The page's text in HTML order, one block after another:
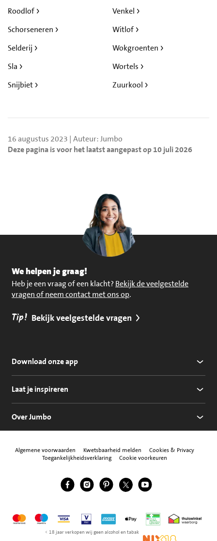
Roodlof
Schorseneren
Selderij
Sla
Snijbiet
Venkel
Witlof
Wokgroenten
Wortels
Zuurkool
16 augustus 2023 | Auteur: Jumbo
Deze pagina is voor het laatst aangepast op 10 juli 2026
We helpen je graag!
Heb je een vraag of een klacht? Bekijk de veelgestelde
vragen of neem contact met ons op.
Tip! Bekijk veelgestelde vragen
Download onze app
Laat je inspireren
Over Jumbo
Algemene voorwaarden Kwetsbaarheid melden
Cookies & Privacy
Toegankelijkheidsverklaring
Cookie voorkeuren
Volg ons
Jumbo Facebook
Jumbo Instagram
Jumbo Pinterest
Jumbo Twitter
Jumbo YouTube
MastercardMaestroVisa Vpay American Express
Apple Pay Thuiswinkel
< 18 jaar verkopen wij geen alcohol en tabak
NIX18